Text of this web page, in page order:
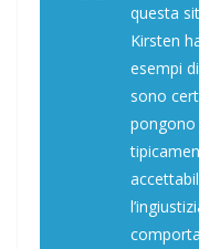
questa
Kirsten
esempi
sono
pongono